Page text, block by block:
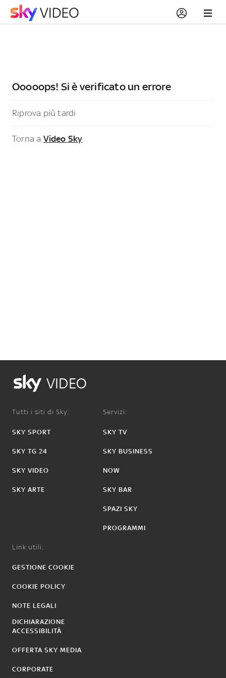
Ooooops! Si è verificato un errore
Riprova più tardi
Torna a Video Sky
VIDEO
Tutti i siti di Sky:
SKY SPORT
SKY TG 24
SKY VIDEO
SKY ARTE
Servizi:
SKY TV
SKY BUSINESS
NOW
SKY BAR
SPAZI SKY
PROGRAMMI
Link utili:
GESTIONE COOKIE
COOKIE POLICY
NOTE LEGALI
DICHIARAZIONE
ACCESSIBILITÀ
OFFERTA SKY MEDIA
CORPORATE